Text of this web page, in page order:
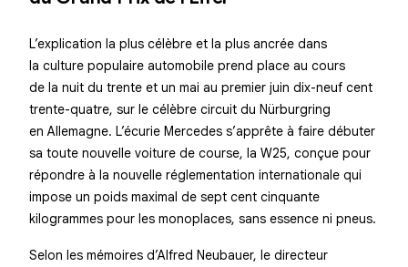
L’explication la plus célèbre et la plus ancrée dans
la culture populaire automobile prend place au cours
de la nuit du trente et un mai au premier juin dix-neuf cent
trente-quatre, sur le célèbre circuit du Nürburgring
en Allemagne. L’écurie Mercedes s’apprête à faire débuter
sa toute nouvelle voiture de course, la W25, conçue pour
répondre à la nouvelle réglementation internationale qui
impose un poids maximal de sept cent cinquante
kilogrammes pour les monoplaces, sans essence ni pneus.
Selon les mémoires d’Alfred Neubauer, le directeur